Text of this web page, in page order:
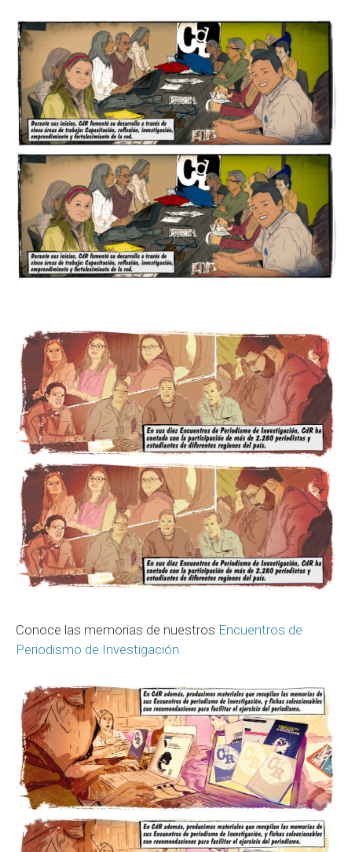
Conoce las memorias de nuestros Encuentros de
Periodismo de Investigación.